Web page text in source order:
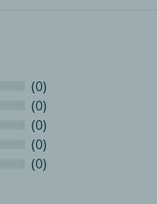
(0)
(0)
(0)
(0)
(0)